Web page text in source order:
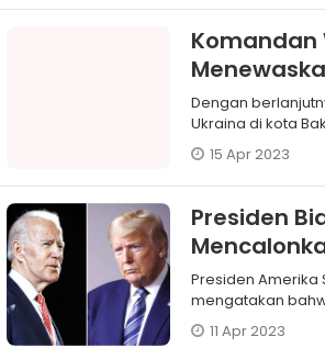
Komandan
Dengan
Ukraina di kota
15 Apr 2023
Presiden
Presiden Amerika
mengatakan
pemilihan
11 Apr 2023